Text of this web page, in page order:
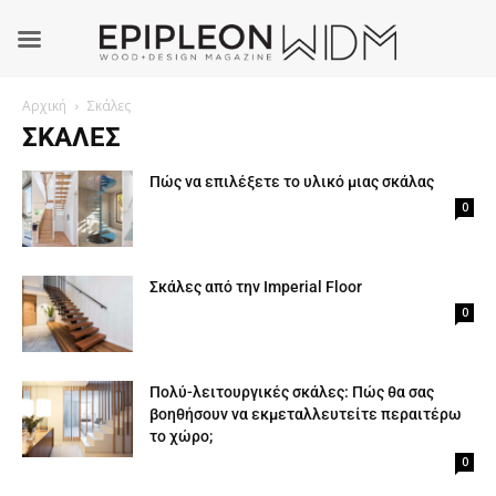
Αρχική Σκάλες
ΣΚΆΛΕΣ
Πώς να επιλέξετε το υλικό μιας σκάλας
0
Σκάλες από την Imperial Floor
0
Πολύ-λειτουργικές σκάλες: Πώς θα σας
βοηθήσουν να εκμεταλλευτείτε περαιτέρω
το χώρο;
0